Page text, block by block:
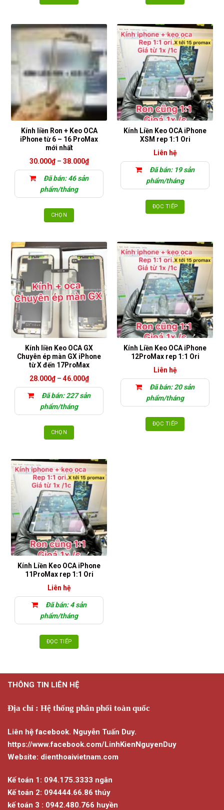
Kính liền Ron + Keo OCA
iPhone từ 6 – 16 ProMax
mới nhất
30.000₫ – 38.000₫Khoảng
giá:
30.000₫
Đã bán: 46 sản
phẩm/tháng
CHỌN
này
có
nhiều
biến
thể.
Các
chọn
có
được
chọn
trên
sản
phẩm
Kính Liền Keo OCA iPhone
XSM rep 1:1 Ori
Liên hệ
Đã bán: 19 sản
phẩm/tháng
ĐỌC TIẾP
Kính liền Keo OCA GX
Chuyên ép màn GX iPhone
từ X đến 17ProMax
28.000₫ – 46.000₫Khoảng
giá:
28.000₫
46.000₫
Đã bán: 227 sản
phẩm/tháng
CHỌN
này
có
nhiều
biến
thể.
Các
tùy
chọn
có
được
chọn
trên
trang
sản
phẩm
Kính Liền Keo OCA iPhone
12ProMax rep 1:1 Ori
Liên hệ
Đã bán: 20 sản
phẩm/tháng
ĐỌC TIẾP
Kính Liền Keo OCA iPhone
11ProMax rep 1:1 Ori
Liên hệ
Đã bán: 4 sản
phẩm/tháng
ĐỌC TIẾP
THÔNG TIN LIÊN HỆ
Địa chỉ : Hệ thống phân phối toàn quốc
Liên hệ facebook. Nguyễn Tuấn Duy.
https://www.facebook.com/LinhKienNguyenDuy
Website: dienthoaivietnam.com
Kế toán 1: 094.175.3333 ngân
Kế toán 2: 094444.66.86 thúy
kế toán 3 : 0942.480.766 huyền